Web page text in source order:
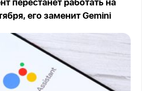
перестанет работать на
его заменит Gemini